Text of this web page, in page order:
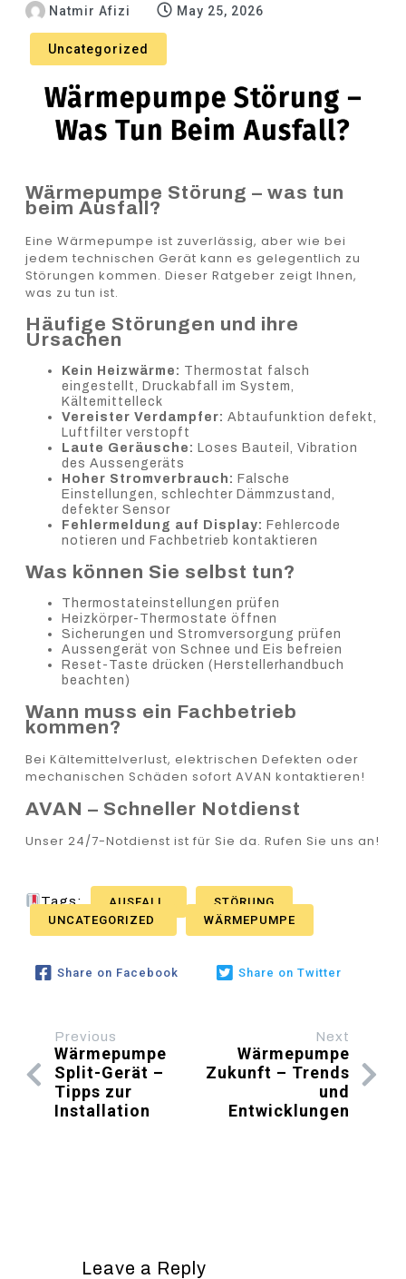
Natmir Afizi May 25, 2026
Uncategorized
Wärmepumpe Störung –
Was Tun Beim Ausfall?
Wärmepumpe Störung – was tun
beim Ausfall?
Eine Wärmepumpe ist zuverlässig, aber wie bei
jedem technischen Gerät kann es gelegentlich zu
Störungen kommen. Dieser Ratgeber zeigt Ihnen,
was zu tun ist.
Häufige Störungen und ihre
Ursachen
Kein Heizwärme: Thermostat falsch
eingestellt, Druckabfall im System,
Kältemittelleck
Vereister Verdampfer: Abtaufunktion defekt,
Luftfilter verstopft
Laute Geräusche: Loses Bauteil, Vibration
des Aussengeräts
Hoher Stromverbrauch: Falsche
Einstellungen, schlechter Dämmzustand,
defekter Sensor
Fehlermeldung auf Display: Fehlercode
notieren und Fachbetrieb kontaktieren
Was können Sie selbst tun?
Thermostateinstellungen prüfen
Heizkörper-Thermostate öffnen
Sicherungen und Stromversorgung prüfen
Aussengerät von Schnee und Eis befreien
Reset-Taste drücken (Herstellerhandbuch
beachten)
Wann muss ein Fachbetrieb
kommen?
Bei Kältemittelverlust, elektrischen Defekten oder
mechanischen Schäden sofort AVAN kontaktieren!
AVAN – Schneller Notdienst
Unser 24/7-Notdienst ist für Sie da. Rufen Sie uns an!
Tags: AUSFALL
STÖRUNG
UNCATEGORIZED
WÄRMEPUMPE
Share on Facebook Share on Twitter
Previous
Wärmepumpe
Split-Gerät –
Tipps zur
Installation
Next
Wärmepumpe
Zukunft – Trends
und
Entwicklungen
Leave a Reply